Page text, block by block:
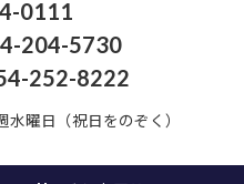
0111
204-5730
252-8222
水曜日（祝日をのぞく）